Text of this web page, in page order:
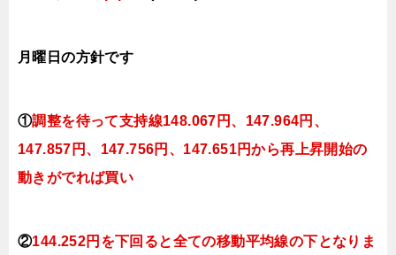
月曜日の方針です
①調整を待って支持線148.067円、147.964円、
147.857円、147.756円、147.651円から再上昇開始の
動きがでれば買い
②144.252円を下回ると全ての移動平均線の下となりま